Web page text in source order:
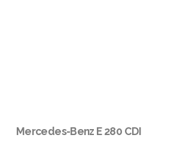
Mercedes-Benz E 280 CDI